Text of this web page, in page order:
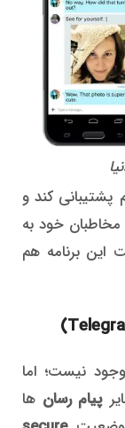
پشتیبانی کند و
مخاطبان خود به
این برنامه هم
نیست؛ اما
پیام رسان ها